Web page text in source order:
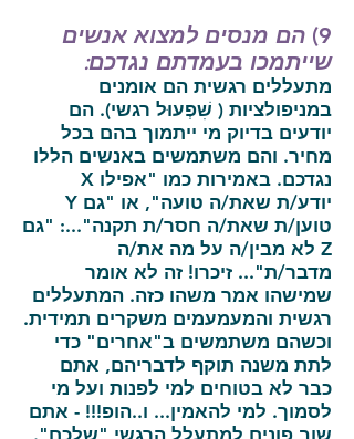
9) הם מנסים למצוא אנשים
שייתמכו בעמדתם נגדכם:
מתעללים רגשית הם אומנים
במניפולציות ( שִׁפְעוּל רגשי). הם
יודעים בדיוק מי ייתמוך בהם בכל
מחיר. והם משתמשים באנשים הללו
נגדכם. באמירות כמו "אפילו X
יודע/ת שאת/ה טועה", או "גם Y
טוען/ת שאת/ה חסר/ת תקנה"...: "גם
Z לא מבין/ה על מה את/ה
מדבר/ת"... זיכרו! זה לא אומר
שמישהו אמר משהו כזה. המתעללים
רגשית והמעמעמים משקרים תמידית.
וכשהם משתמשים ב"אחרים" כדי
לתת משנה תוקף לדבריהם, אתם
כבר לא בטוחים למי לפנות ועל מי
לסמוך. למי להאמין... ו..הופ!!! - אתם
שוב פונים למתעלל הרגשי "שלכם".